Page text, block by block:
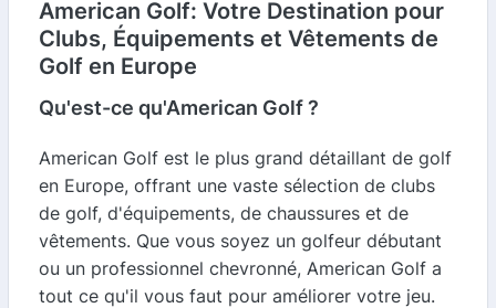
American Golf: Votre Destination pour
Clubs, Équipements et Vêtements de
Golf en Europe
Qu'est-ce qu'American Golf ?
American Golf est le plus grand détaillant de golf
en Europe, offrant une vaste sélection de clubs
de golf, d'équipements, de chaussures et de
vêtements. Que vous soyez un golfeur débutant
ou un professionnel chevronné, American Golf a
tout ce qu'il vous faut pour améliorer votre jeu.